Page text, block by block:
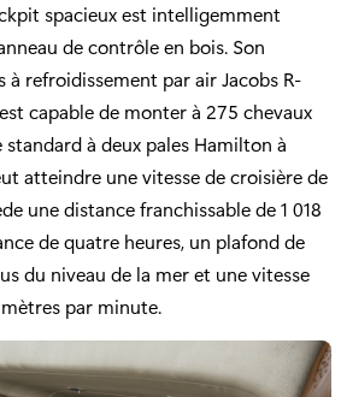
spacieux est intelligemment
de contrôle en bois. Son
refroidissement par air Jacobs R-
capable de monter à 275 chevaux
à deux pales Hamilton à
atteindre une vitesse de croisière de
une distance franchissable de 1 018
de quatre heures, un plafond de
du niveau de la mer et une vitesse
par minute.